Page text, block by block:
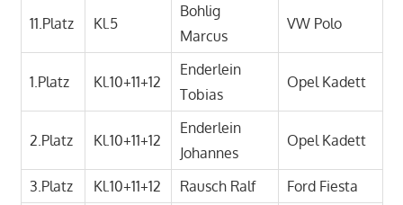
11.Platz Kl.5
Bohlig
Marcus
VW Polo
1.Platz Kl.10+11+12
Enderlein
Tobias
Opel Kadett
2.Platz Kl.10+11+12
Enderlein
Johannes
Opel Kadett
3.Platz Kl.10+11+12 Rausch Ralf Ford Fiesta